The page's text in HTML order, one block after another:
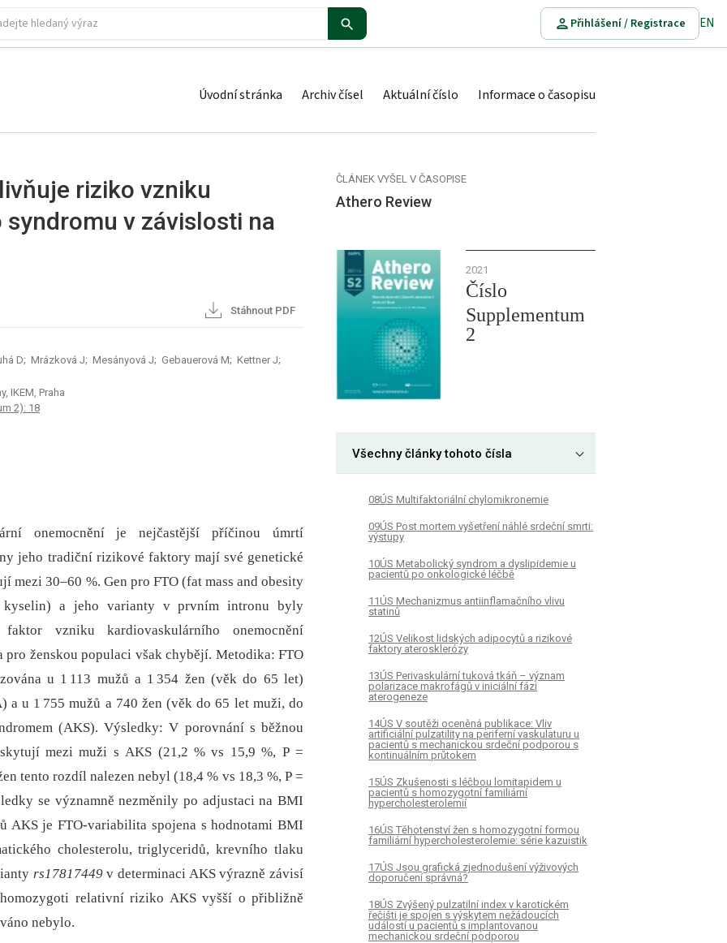
Přihlášení / Registrace EN
Úvodní stránka Archiv čísel Aktuální číslo Informace o časopisu
riziko vzniku
v závislosti na
Stáhnout PDF
D; Mrázková J; Mesányová J; Gebauerová M; Kettner J;
IKEM, Praha
2): 18
onemocnění je nejčastější příčinou úmrtí
jeho tradiční rizikové faktory mají své genetické
mezi 30–60 %. Gen pro FTO (fat mass and obesity
kyselin) a jeho varianty v prvním intronu byly
vzniku kardiovaskulárního onemocnění
ženskou populaci však chybějí. Metodika: FTO
u 1 113 mužů a 1 354 žen (věk do 65 let)
a u 1 755 mužů a 740 žen (věk do 65 let muži, do
(AKS). Výsledky: V porovnání s běžnou
mezi muži s AKS (21,2 % vs 15,9 %, P =
tento rozdíl nalezen nebyl (18,4 % vs 18,3 %, P =
se významně nezměnily po adjustaci na BMI
AKS je FTO-variabilita spojena s hodnotami BMI
cholesterolu, triglyceridů, krevního tlaku
rs17817449v determinaci AKS výrazně závisí
relativní riziko AKS vyšší o přibližně
nebylo.
ČLÁNEK VYŠEL V ČASOPISE
Athero Review
2021
Číslo
Supplementum
2
Všechny články tohoto čísla
08ÚS Multifaktoriální chylomikronemie
09ÚS Post mortem vyšetření náhlé srdeční smrti:
výstupy
10ÚS Metabolický syndrom a dyslipidemie u
pacientů po onkologické léčbě
11ÚS Mechanizmus antiinflamačního vlivu
statinů
12ÚS Velikost lidských adipocytů a rizikové
faktory aterosklerózy
13ÚS Perivaskulární tuková tkáň – význam
polarizace makrofágů v iniciální fázi
aterogeneze
14ÚS V soutěži oceněná publikace: Vliv
artificiální pulzatility na periferní vaskulaturu u
pacientů s mechanickou srdeční podporou s
kontinuálním průtokem
15ÚS Zkušenosti s léčbou lomitapidem u
pacientů s homozygotní familiární
hypercholesterolemií
16ÚS Těhotenství žen s homozygotní formou
familiární hypercholesterolemie: série kazuistik
17ÚS Jsou grafická zjednodušení výživových
doporučení správná?
18ÚS Zvýšený pulzatilní index v karotickém
řečišti je spojen s výskytem nežádoucích
událostí u pacientů s implantovanou
mechanickou srdeční podporou